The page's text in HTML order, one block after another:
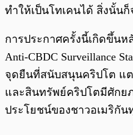
ทำให้เป็นโทเคนได้ สิ่งนั้นก็
การประกาศครั้งนี้เกิดขึ้น
Anti-CBDC Surveillance
จุดยืนที่สนับสนุนคริปโต แต
และสินทรัพย์คริปโตมีศักย
ประโยชน์ของชาวอเมริกัน